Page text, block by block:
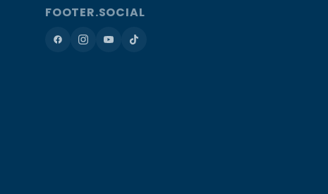
FOOTER.SOCIAL